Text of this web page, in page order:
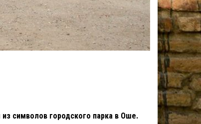
символов городского парка в Оше.